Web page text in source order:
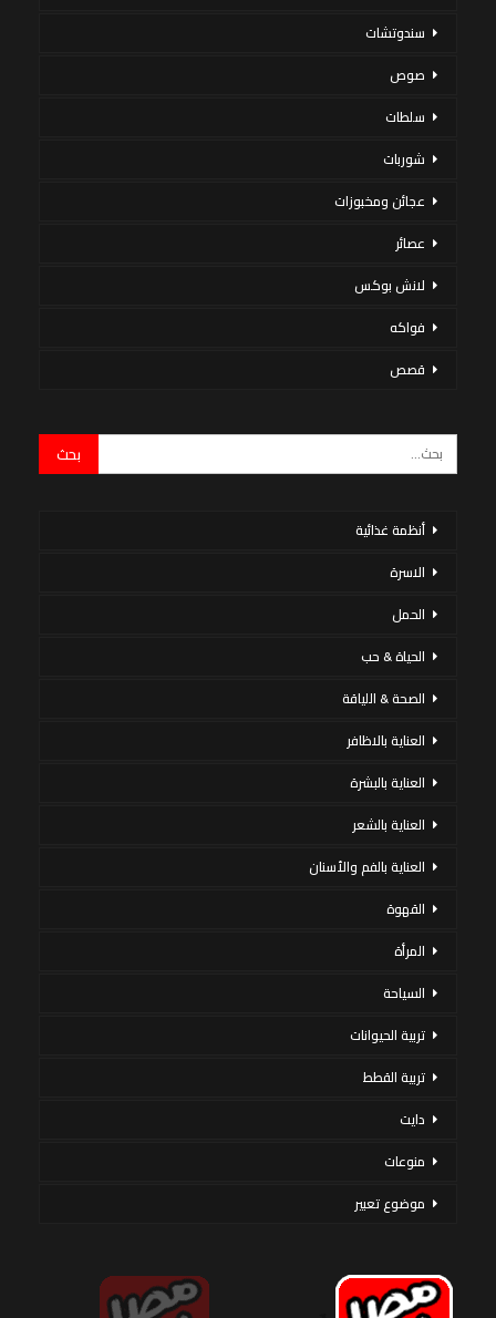
سندوتشات
صوص
سلطات
شوربات
عجائن ومخبوزات
عصائر
لانش بوكس
فواكه
قصص
أنظمة غذائية
الاسرة
الحمل
الحياة & حب
الصحة & اللياقة
العناية بالاظافر
العناية بالبشرة
العناية بالشعر
العناية بالفم والأسنان
القهوة
المرأة
السياحة
تربية الحيوانات
تربية القطط
دايت
منوعات
موضوع تعبير